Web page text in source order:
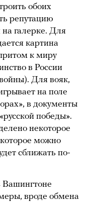
обоих
репутацию
галерке. Для
картина
к миру
в России
Для вояк,
на поле
в документы
победы».
некоторое
можно
сближать по-
Вашингтоне
вроде обмена